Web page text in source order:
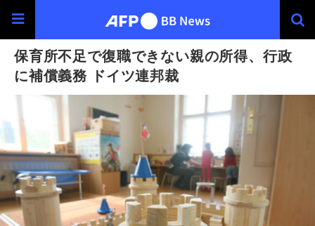
保育所不足で復職できない親の所得、行政
に補償義務 ドイツ連邦裁